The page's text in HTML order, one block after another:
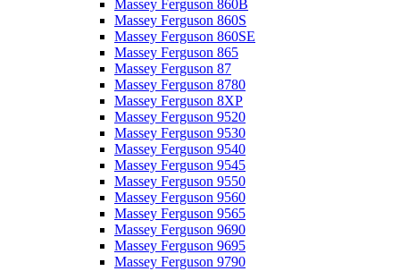
Massey Ferguson 860B
Massey Ferguson 860S
Massey Ferguson 860SE
Massey Ferguson 865
Massey Ferguson 87
Massey Ferguson 8780
Massey Ferguson 8XP
Massey Ferguson 9520
Massey Ferguson 9530
Massey Ferguson 9540
Massey Ferguson 9545
Massey Ferguson 9550
Massey Ferguson 9560
Massey Ferguson 9565
Massey Ferguson 9690
Massey Ferguson 9695
Massey Ferguson 9790